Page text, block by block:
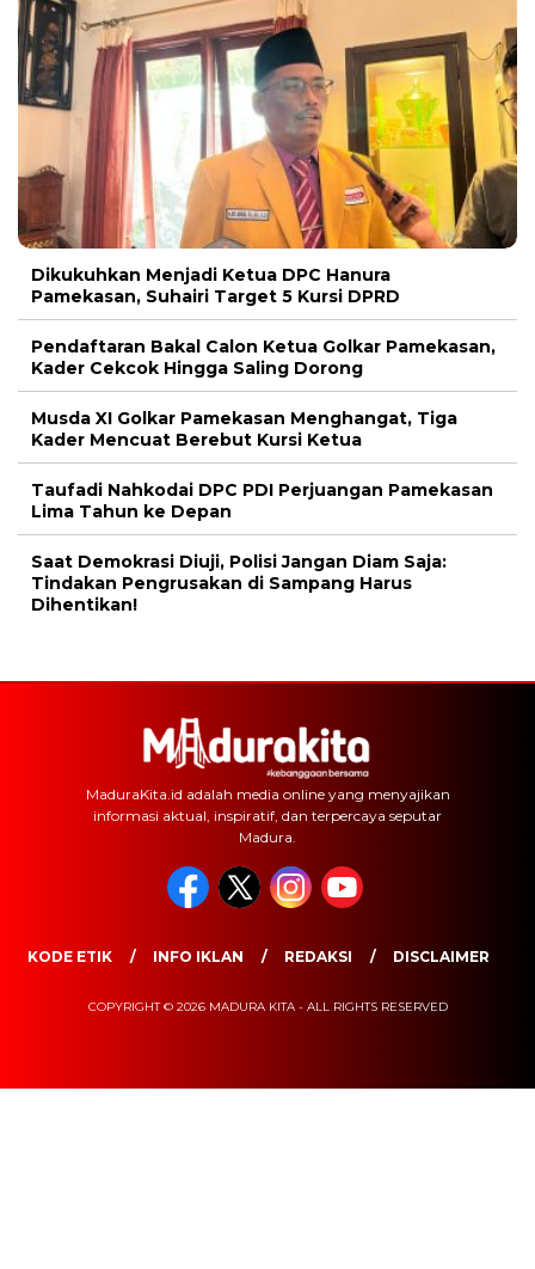
Dikukuhkan Menjadi Ketua DPC Hanura
Pamekasan, Suhairi Target 5 Kursi DPRD
Pendaftaran Bakal Calon Ketua Golkar Pamekasan,
Kader Cekcok Hingga Saling Dorong
Musda XI Golkar Pamekasan Menghangat, Tiga
Kader Mencuat Berebut Kursi Ketua
Taufadi Nahkodai DPC PDI Perjuangan Pamekasan
Lima Tahun ke Depan
Saat Demokrasi Diuji, Polisi Jangan Diam Saja:
Tindakan Pengrusakan di Sampang Harus
Dihentikan!
MaduraKita.id adalah media online yang menyajikan
informasi aktual, inspiratif, dan terpercaya seputar
Madura.
KODE ETIK INFO IKLAN REDAKSI DISCLAIMER
COPYRIGHT © 2026 MADURA KITA - ALL RIGHTS RESERVED